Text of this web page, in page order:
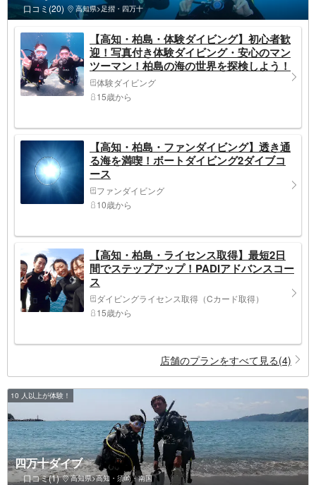
口コミ(20) 高知県>足摺・四万十
【高知・柏島・体験ダイビング】初心者歓
迎！写真付き体験ダイビング・安心のマン
ツーマン！柏島の海の世界を探検しよう！
最高の思い出をお持ち帰り！
体験ダイビング
15歳から
【高知・柏島・ファンダイビング】透き通
る海を満喫！ボートダイビング2ダイブコ
ース
ファンダイビング
10歳から
【高知・柏島・ライセンス取得】最短2日
間でステップアップ！PADIアドバンスコー
ス
ダイビングライセンス取得（Cカード取得）
15歳から
店舗のプランをすべて見る(4)
10 人以上が体験！
四万十ダイブ
口コミ(1) 高知県>高知・須崎・南国